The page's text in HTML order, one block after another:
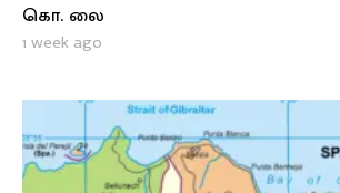
கொ. லை
1 week ago